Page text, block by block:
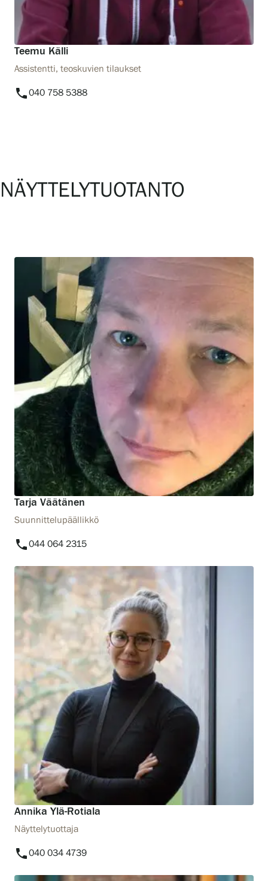
Teemu Källi
Assistentti, teoskuvien tilaukset
phone040 758 5388
NÄYTTELYTUOTANTO
Tarja Väätänen
Suunnittelupäällikkö
phone044 064 2315
Annika Ylä-Rotiala
Näyttelytuottaja
phone040 034 4739